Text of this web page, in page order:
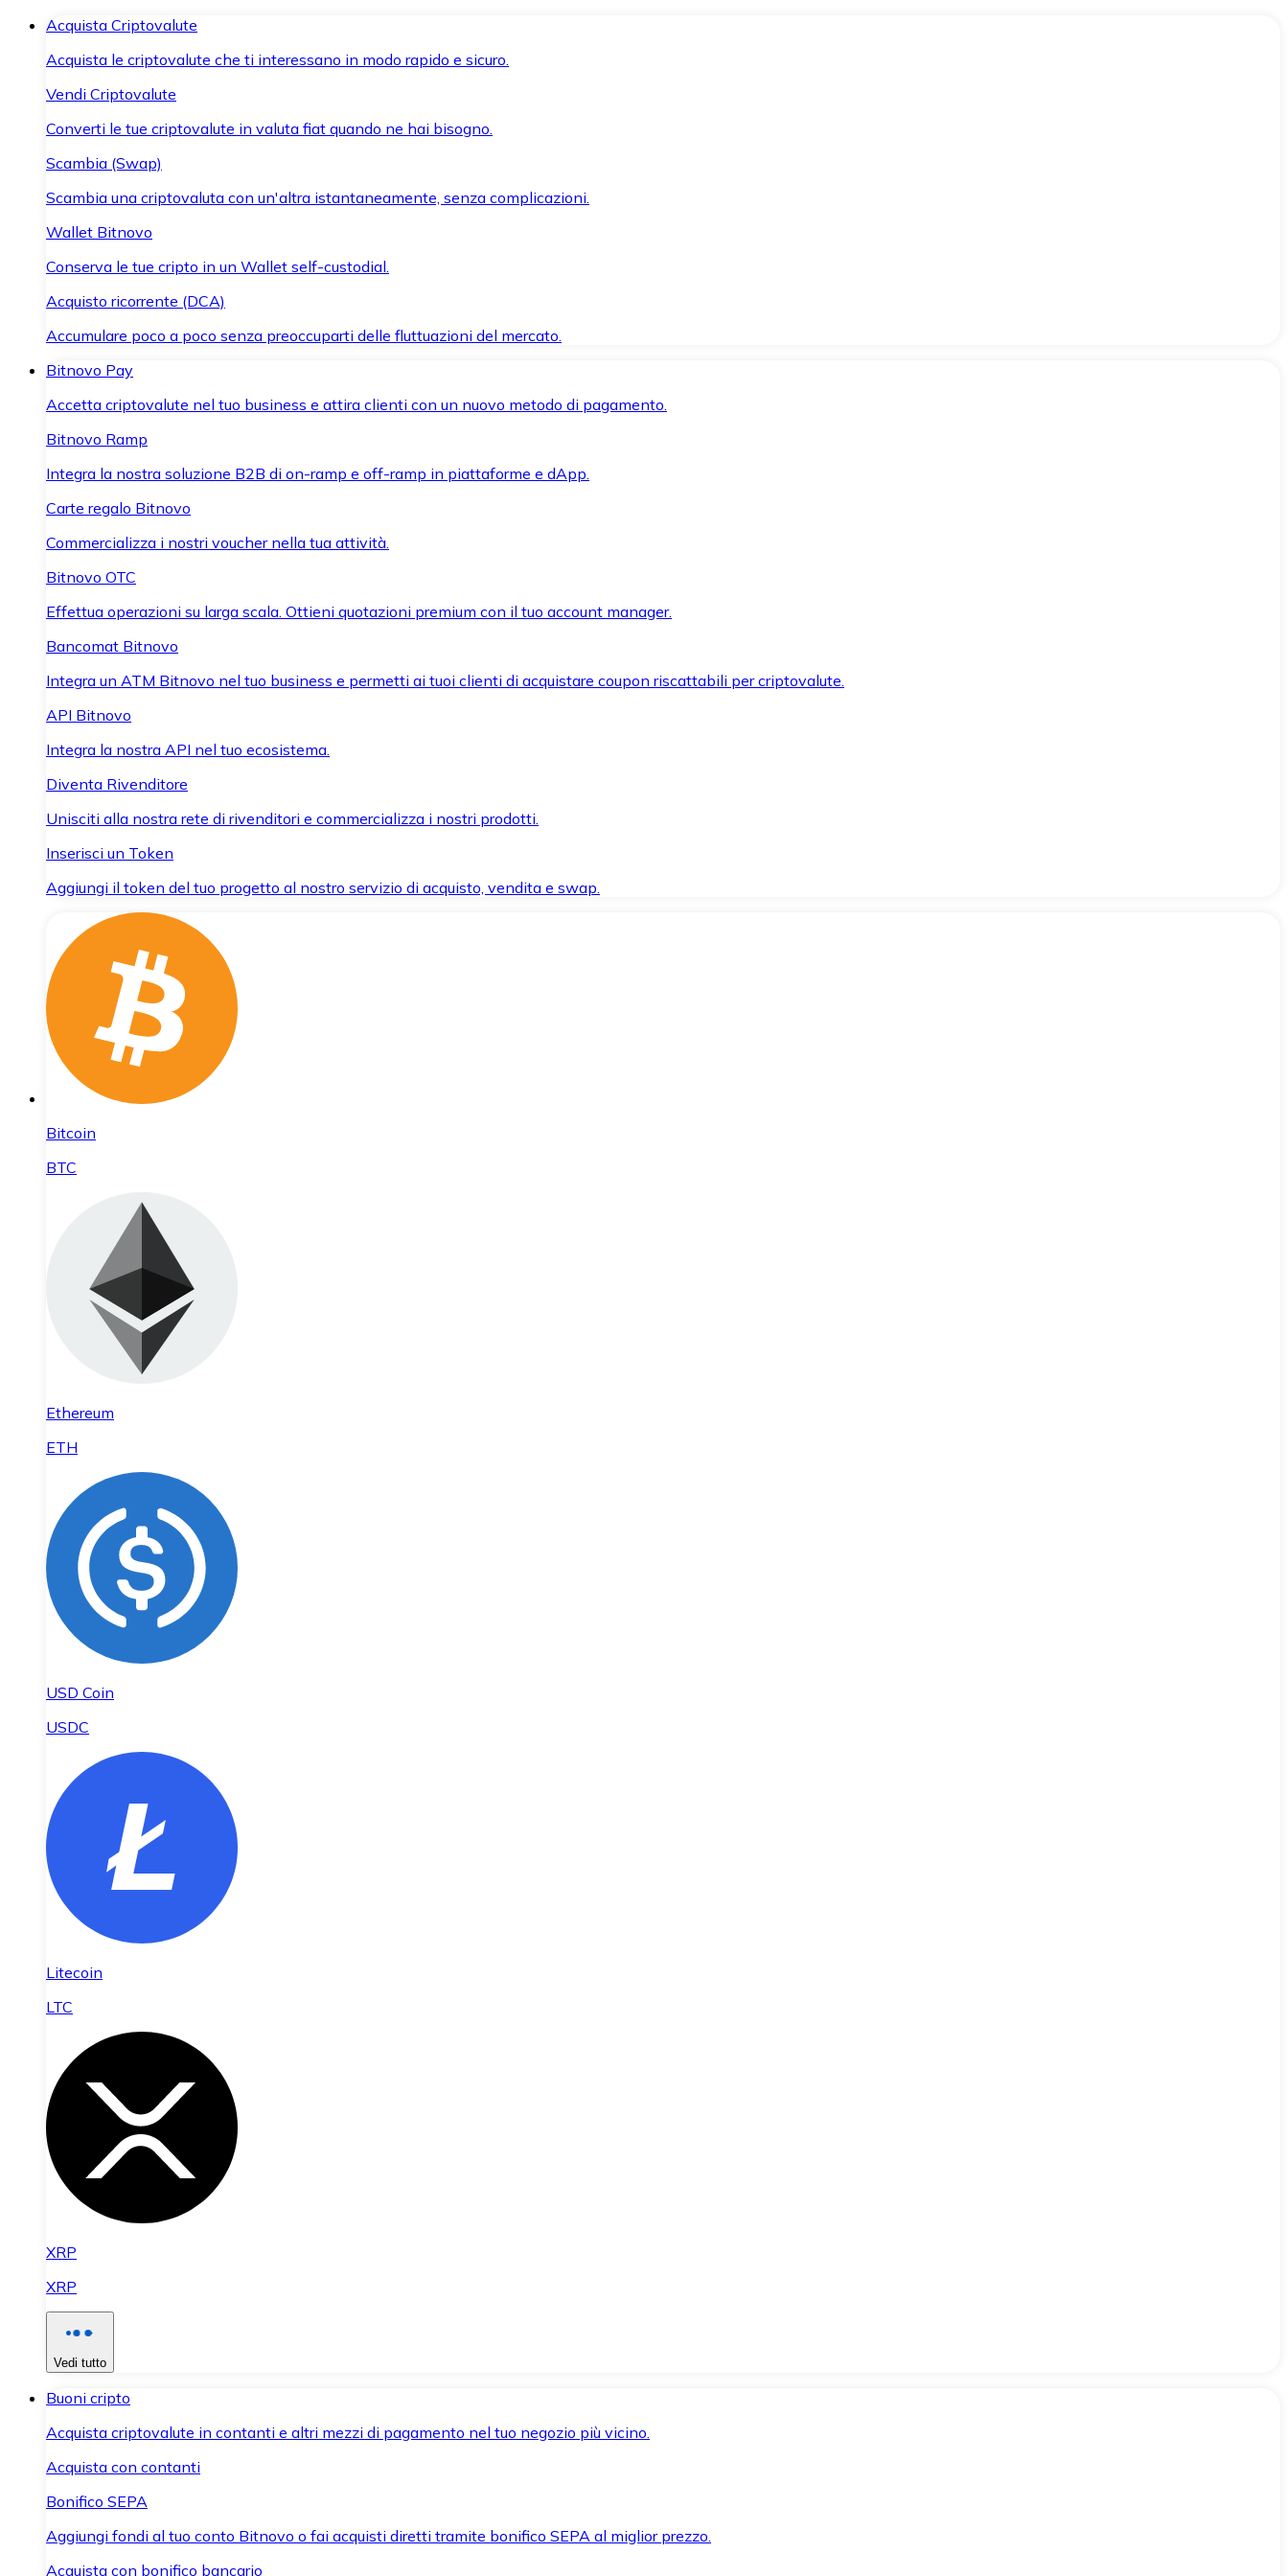
Acquista Criptovalute
Acquista le criptovalute che ti interessano in modo rapido e sicuro.
Vendi Criptovalute
Converti le tue criptovalute in valuta fiat quando ne hai bisogno.
Scambia (Swap)
Scambia una criptovaluta con un'altra istantaneamente, senza complicazioni.
Wallet Bitnovo
Conserva le tue cripto in un Wallet self-custodial.
Acquisto ricorrente (DCA)
Accumulare poco a poco senza preoccuparti delle fluttuazioni del mercato.
Bitnovo Pay
Accetta criptovalute nel tuo business e attira clienti con un nuovo metodo di pagamento.
Bitnovo Ramp
Integra la nostra soluzione B2B di on-ramp e off-ramp in piattaforme e dApp.
Carte regalo Bitnovo
Commercializza i nostri voucher nella tua attività.
Bitnovo OTC
Effettua operazioni su larga scala. Ottieni quotazioni premium con il tuo account manager.
Bancomat Bitnovo
Integra un ATM Bitnovo nel tuo business e permetti ai tuoi clienti di acquistare coupon riscattabili per criptovalute.
API Bitnovo
Integra la nostra API nel tuo ecosistema.
Diventa Rivenditore
Unisciti alla nostra rete di rivenditori e commercializza i nostri prodotti.
Inserisci un Token
Aggiungi il token del tuo progetto al nostro servizio di acquisto, vendita e swap.
Bitcoin
BTC
Ethereum
ETH
USD Coin
USDC
Litecoin
LTC
XRP
XRP
Vedi tutto
Buoni cripto
Acquista criptovalute in contanti e altri mezzi di pagamento nel tuo negozio più vicino.
Acquista con contanti
Bonifico SEPA
Aggiungi fondi al tuo conto Bitnovo o fai acquisti diretti tramite bonifico SEPA al miglior prezzo.
Acquista con bonifico bancario